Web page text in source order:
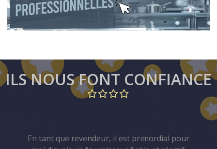
ILS NOUS FONT CONFIANCE
primordial pour
Goldinox est mon